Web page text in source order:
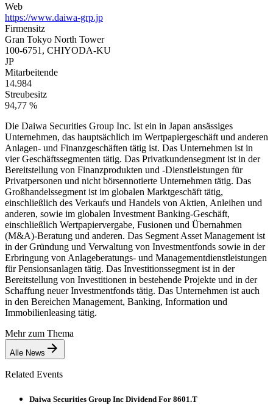
Web
https://www.daiwa-grp.jp
Firmensitz
Gran Tokyo North Tower
100-6751, CHIYODA-KU
JP
Mitarbeitende
14.984
Streubesitz
94,77 %
Die Daiwa Securities Group Inc. Ist ein in Japan ansässiges
Unternehmen, das hauptsächlich im Wertpapiergeschäft und anderen
Anlagen- und Finanzgeschäften tätig ist. Das Unternehmen ist in
vier Geschäftssegmenten tätig. Das Privatkundensegment ist in der
Bereitstellung von Finanzprodukten und -Dienstleistungen für
Privatpersonen und nicht börsennotierte Unternehmen tätig. Das
Großhandelssegment ist im globalen Marktgeschäft tätig,
einschließlich des Verkaufs und Handels von Aktien, Anleihen und
anderen, sowie im globalen Investment Banking-Geschäft,
einschließlich Wertpapiervergabe, Fusionen und Übernahmen
(M&A)-Beratung und anderen. Das Segment Asset Management ist
in der Gründung und Verwaltung von Investmentfonds sowie in der
Erbringung von Anlageberatungs- und Managementdienstleistungen
für Pensionsanlagen tätig. Das Investitionssegment ist in der
Bereitstellung von Investitionen in bestehende Projekte und in der
Schaffung neuer Investmentfonds tätig. Das Unternehmen ist auch
in den Bereichen Management, Banking, Information und
Immobilienleasing tätig.
Mehr zum Thema
Alle News
Related Events
Daiwa Securities Group Inc Dividend For 8601.T